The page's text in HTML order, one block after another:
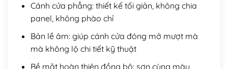
Cánh cửa phẳng: thiết kế tối giản, không chia
panel, không phào chỉ
Bản lề âm: giúp cánh cửa đóng mở mượt mà
mà không lộ chi tiết kỹ thuật
Bề mặt hoàn thiện đồng bộ: sơn cùng màu